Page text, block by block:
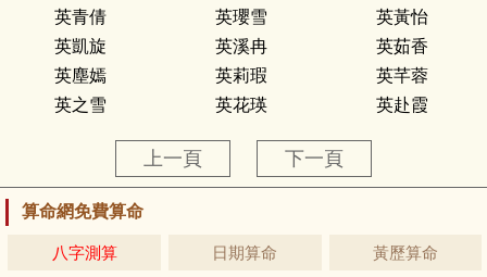
英青倩
英瓔雪
英黃怡
英凱旋
英溪冉
英茹香
英塵嫣
英莉瑕
英芊蓉
英之雪
英花瑛 英赴霞
上一頁 下一頁
算命網免費算命
八字測算 日期算命 黃歷算命